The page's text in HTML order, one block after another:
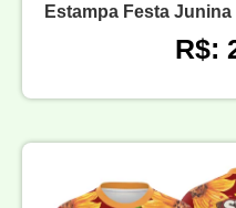
Estampa Festa
R$: